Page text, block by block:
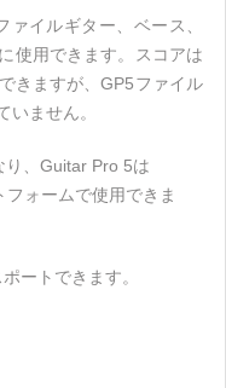
イルギター、ベース、
使用できます。スコアは
きますが、GP5ファイル
いません。
り、Guitar Pro 5は
ォームで使用できま
ートできます。